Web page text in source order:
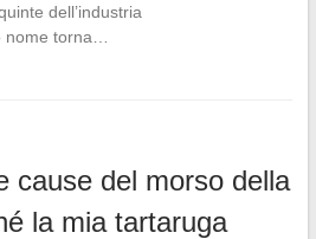
dell’industria
nome torna…
cause del morso della
la mia tartaruga